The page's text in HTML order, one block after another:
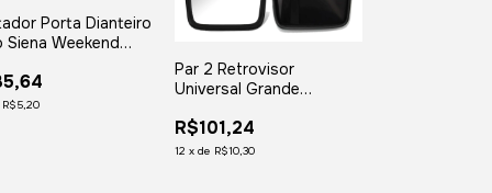
Porta Dianteiro
Siena Weekend
Esq ou Dir
R$5,20
Par 2 Retrovisor
Universal Grande
Mb Gm
R$101,24
12 x de R$10,30